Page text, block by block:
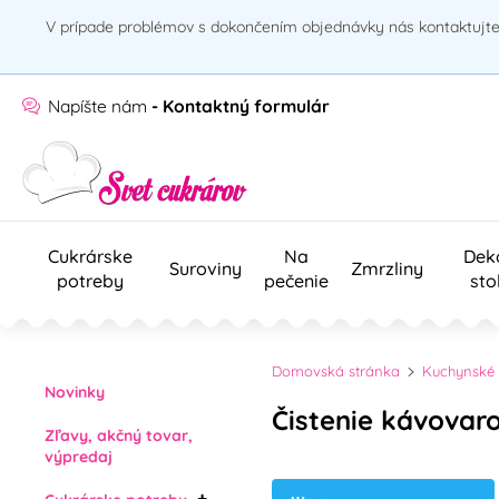
V prípade problémov s dokončením objednávky nás kontaktujte
Napíšte nám - Kontaktný formulár
Cukrárske
potreby
Suroviny
Na
pečenie
Zmrzliny
Novinky
Zľavy, akčný tovar,
výpredaj
Domovská stránka
Čistenie